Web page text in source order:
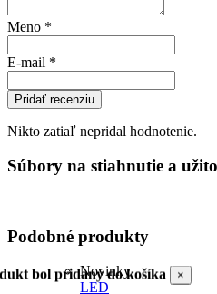
Meno *
E-mail *
Pridať recenziu
Nikto zatiaľ nepridal hodnotenie.
Súbory na stiahnutie a
Podobné produkty
Novinky
LED
bol pridaný do košíka ×